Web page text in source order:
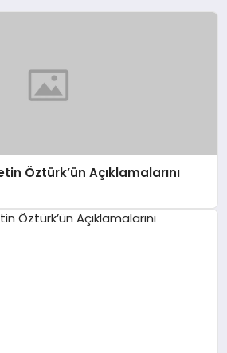
Öztürk’ün Açıklamalarını